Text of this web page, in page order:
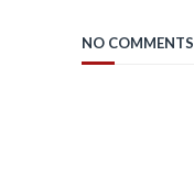
NO COMMENTS